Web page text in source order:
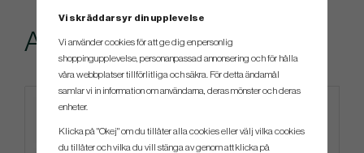
Andra köpte även
Vi skräddarsyr din upplevelse
Vi använder cookies för att ge dig en personlig
shoppingupplevelse, personanpassad annonsering och för hålla
våra webbplatser tillförlitliga och säkra. För detta ändamål
samlar vi in information om användarna, deras mönster och deras
enheter.
Klicka på "Okej" om du tillåter alla cookies eller välj vilka cookies
du tillåter och vilka du vill stänga av genom att klicka på